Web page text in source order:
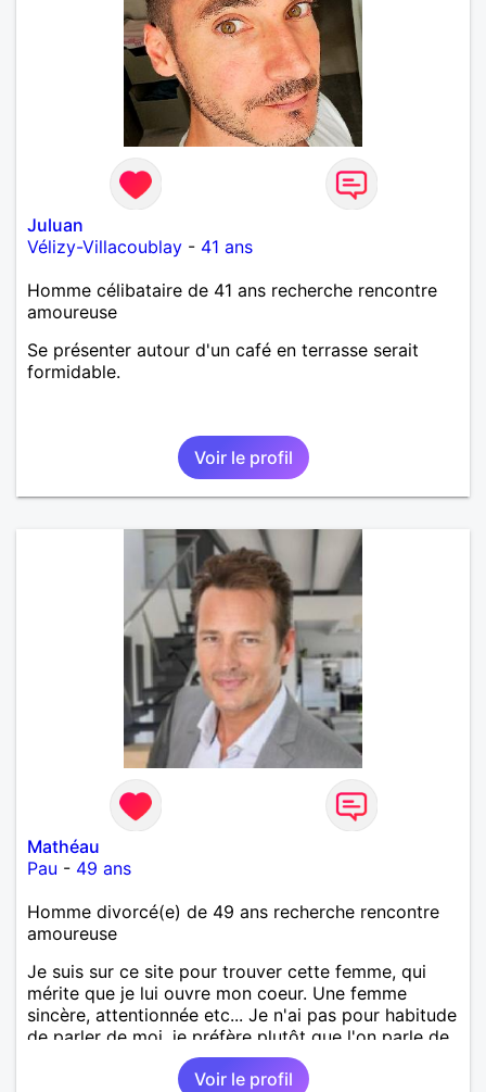
Juluan
Vélizy-Villacoublay - 41 ans
Homme célibataire de 41 ans recherche rencontre
amoureuse
Se présenter autour d'un café en terrasse serait
formidable.
Voir le profil
Mathéau
Pau - 49 ans
Homme divorcé(e) de 49 ans recherche rencontre
amoureuse
Je suis sur ce site pour trouver cette femme, qui
mérite que je lui ouvre mon coeur. Une femme
sincère, attentionnée etc... Je n'ai pas pour habitude
de parler de moi, je préfère plutôt que l'on parle de
moi. Mais une chose est sûre, je pense réellement
que je suis quelqu'un d'intéressant à découvrir.
Voir le profil